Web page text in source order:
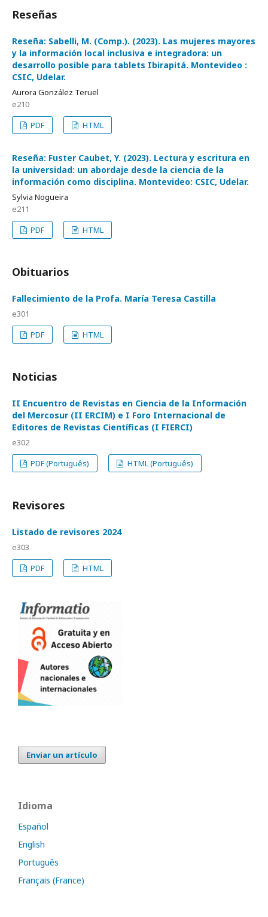
Reseñas
Reseña: Sabelli, M. (Comp.). (2023). Las mujeres mayores
y la información local inclusiva e integradora: un
desarrollo posible para tablets Ibirapitá. Montevideo :
CSIC, Udelar.
Aurora González Teruel
e210
PDF
HTML
Reseña: Fuster Caubet, Y. (2023). Lectura y escritura en
la universidad: un abordaje desde la ciencia de la
información como disciplina. Montevideo: CSIC, Udelar.
Sylvia Nogueira
e211
PDF
HTML
Obituarios
Fallecimiento de la Profa. María Teresa Castilla
e301
PDF
HTML
Noticias
II Encuentro de Revistas en Ciencia de la Información
del Mercosur (II ERCIM) e I Foro Internacional de
Editores de Revistas Científicas (I FIERCI)
e302
PDF (Português)
HTML (Português)
Revisores
Listado de revisores 2024
e303
PDF
HTML
Enviar un artículo
Idioma
Español
English
Português
Français (France)